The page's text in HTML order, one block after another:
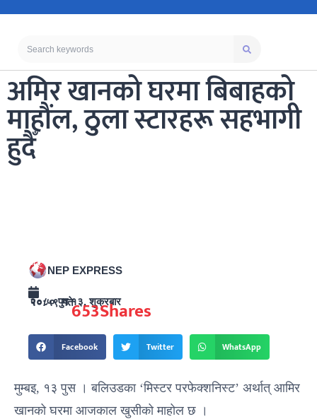
अमिर खानको घरमा बिबाहको
माहौंल, ठुला स्टारहरू सहभागी
हुदैँ
NEP EXPRESS
२०८० पुष १३, शुक्रबार १०:५९ गते Shares
653
Facebook Twitter WhatsApp
मुम्बइ, १३ पुस । बलिउडका ‘मिस्टर परफेक्शनिस्ट’ अर्थात् आमिर
खानको घरमा आजकाल खुसीको माहोल छ ।